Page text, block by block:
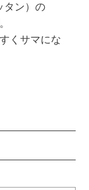
タン）の
くサマにな